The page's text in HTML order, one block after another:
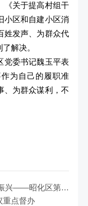
《关于提高村组干
小区和自建小区消
姓发声、为群众代
解决。
党委书记魏玉平表
为自己的履职准
、为群众谋利，不
上一篇：尽职履责 金融助力乡村振兴——昭化区第八届人大代表、广元农商银行昭化区支行行长
重点督办